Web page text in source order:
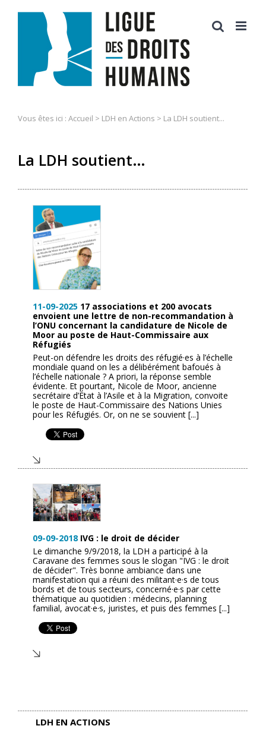
Vous êtes ici : Accueil > LDH en Actions > La LDH soutient...
La LDH soutient…
11-09-2025 17 associations et 200 avocats
envoient une lettre de non-recommandation à
l’ONU concernant la candidature de Nicole de
Moor au poste de Haut-Commissaire aux
Réfugiés
Peut-on défendre les droits des réfugié·es à l’échelle
mondiale quand on les a délibérément bafoués à
l’échelle nationale ? A priori, la réponse semble
évidente. Et pourtant, Nicole de Moor, ancienne
secrétaire d’État à l’Asile et à la Migration, convoite
le poste de Haut-Commissaire des Nations Unies
pour les Réfugiés. Or, on ne se souvient [...]
09-09-2018 IVG : le droit de décider
Le dimanche 9/9/2018, la LDH a participé à la
Caravane des femmes sous le slogan "IVG : le droit
de décider". Très bonne ambiance dans une
manifestation qui a réuni des militant·e·s de tous
bords et de tous secteurs, concerné·e·s par cette
thématique au quotidien : médecins, planning
familial, avocat·e·s, juristes, et puis des femmes [...]
LDH EN ACTIONS